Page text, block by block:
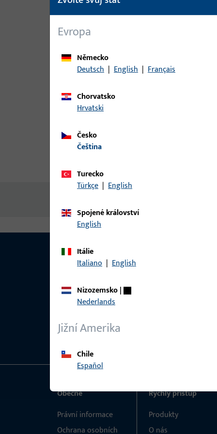
Evropa
Německo
Deutsch | English | Français
Chorvatsko
Hrvatski
Česko
čeština
Turecko
Türkçe | English
Spojené království
English
Itálie
Italiano | English
Nizozemsko|
Nederlands
Jižní Amerika
Chile
Español
Obecné
Právní informace
Ochrana osobních
Rychlý přístup
Produkty
O nás